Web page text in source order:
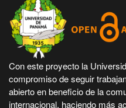
Con este proyecto la
compromiso de seguir
abierto en beneficio de la
internacional, haciendo más